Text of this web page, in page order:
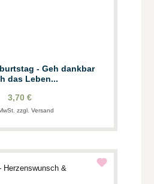
- Geh dankbar
das Leben...
3,70 €
zzgl. Versand